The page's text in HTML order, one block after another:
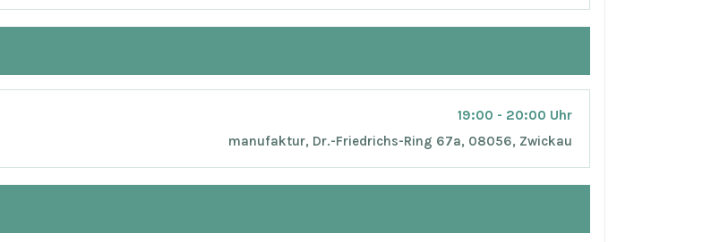
19:00 - 20:00 Uhr
manufaktur, Dr.-Friedrichs-Ring 67a, 08056, Zwickau